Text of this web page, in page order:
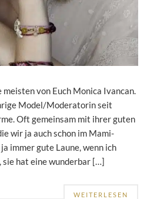
von Euch Monica Ivancan.
Model/Moderatorin seit
Oft gemeinsam mit ihrer guten
wir ja auch schon im Mami-
immer gute Laune, wenn ich
sie hat eine wunderbar […]
WEITERLESEN